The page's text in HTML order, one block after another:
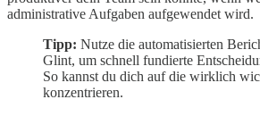
administrative Aufgaben aufgewendet wird.
Tipp: Nutze die automatisierten
Glint, um schnell fundierte
So kannst du dich auf die wirklich
konzentrieren.